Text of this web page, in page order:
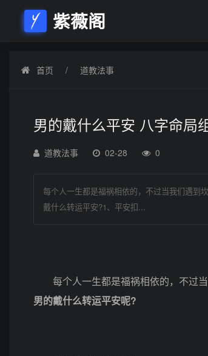
紫薇阁
首页 道教法事
男的戴什么平安 八字命局
道教法事 02-28 0
每个人一生都是福祸相依的，不过当我们遇到
戴什么转运平安?1、平安扣...
每个人一生都是福祸相依的，不过当
男的戴什么转运平安呢?